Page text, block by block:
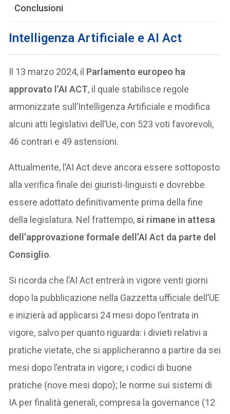
Conclusioni
Intelligenza Artificiale e AI Act
Il 13 marzo 2024, il Parlamento europeo ha
approvato l’AI ACT, il quale stabilisce regole
armonizzate sull’Intelligenza Artificiale e modifica
alcuni atti legislativi dell’Ue, con 523 voti favorevoli,
46 contrari e 49 astensioni.
Attualmente, l’AI Act deve ancora essere sottoposto
alla verifica finale dei giuristi-linguisti e dovrebbe
essere adottato definitivamente prima della fine
della legislatura. Nel frattempo,si rimane in attesa
dell’approvazione formale dell’AI Act da parte del
Consiglio.
Si ricorda che l’AI Act entrerà in vigore venti giorni
dopo la pubblicazione nella Gazzetta ufficiale dell’UE
e inizierà ad applicarsi 24 mesi dopo l’entrata in
vigore, salvo per quanto riguarda: i divieti relativi a
pratiche vietate, che si applicheranno a partire da sei
mesi dopo l’entrata in vigore; i codici di buone
pratiche (nove mesi dopo); le norme sui sistemi di
IA per finalità generali, compresa la governance (12